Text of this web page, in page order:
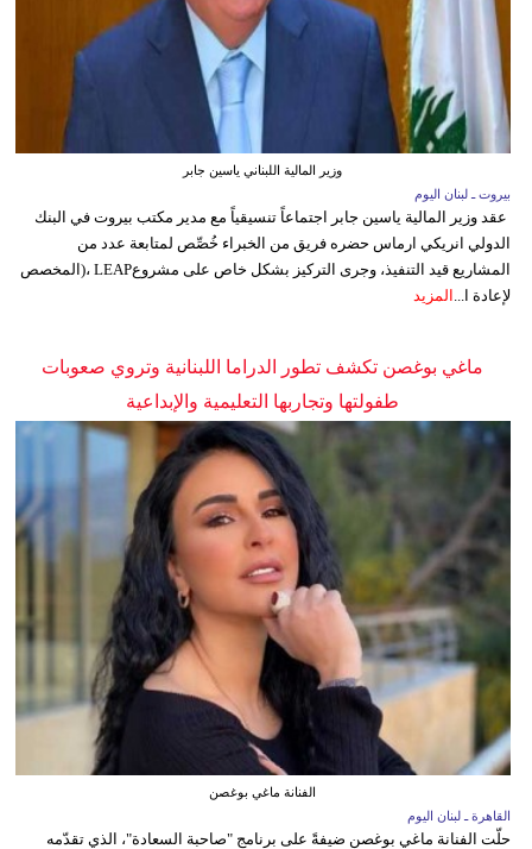
وزير المالية اللبناني ياسين جابر
بيروت ـ لبنان اليوم
عقد وزير المالية ياسين جابر اجتماعاً تنسيقياً مع مدير مكتب بيروت في البنك
الدولي انريكي ارماس حضره فريق من الخبراء خُصِّص لمتابعة عدد من
المشاريع قيد التنفيذ، وجرى التركيز بشكل خاص على مشروعLEAP ،(المخصص
لإعادة ا... المزيد
ماغي بوغصن تكشف تطور الدراما اللبنانية وتروي صعوبات
طفولتها وتجاربها التعليمية والإبداعية
الفنانة ماغي بوغصن
القاهرة ـ لبنان اليوم
حلّت الفنانة ماغي بوغصن ضيفةً على برنامج "صاحبة السعادة"، الذي تقدّمه